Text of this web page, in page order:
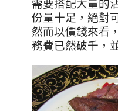
需要搭配大量的
份量十足，絕對
然而以價錢來看
務費已然破千，